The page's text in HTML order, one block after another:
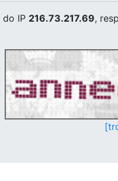
do IP 216.73.217.69,